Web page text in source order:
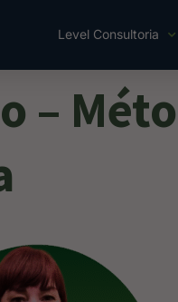
Level Consultoria
–